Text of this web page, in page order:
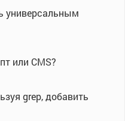
универсальным
или CMS?
grep, добавить